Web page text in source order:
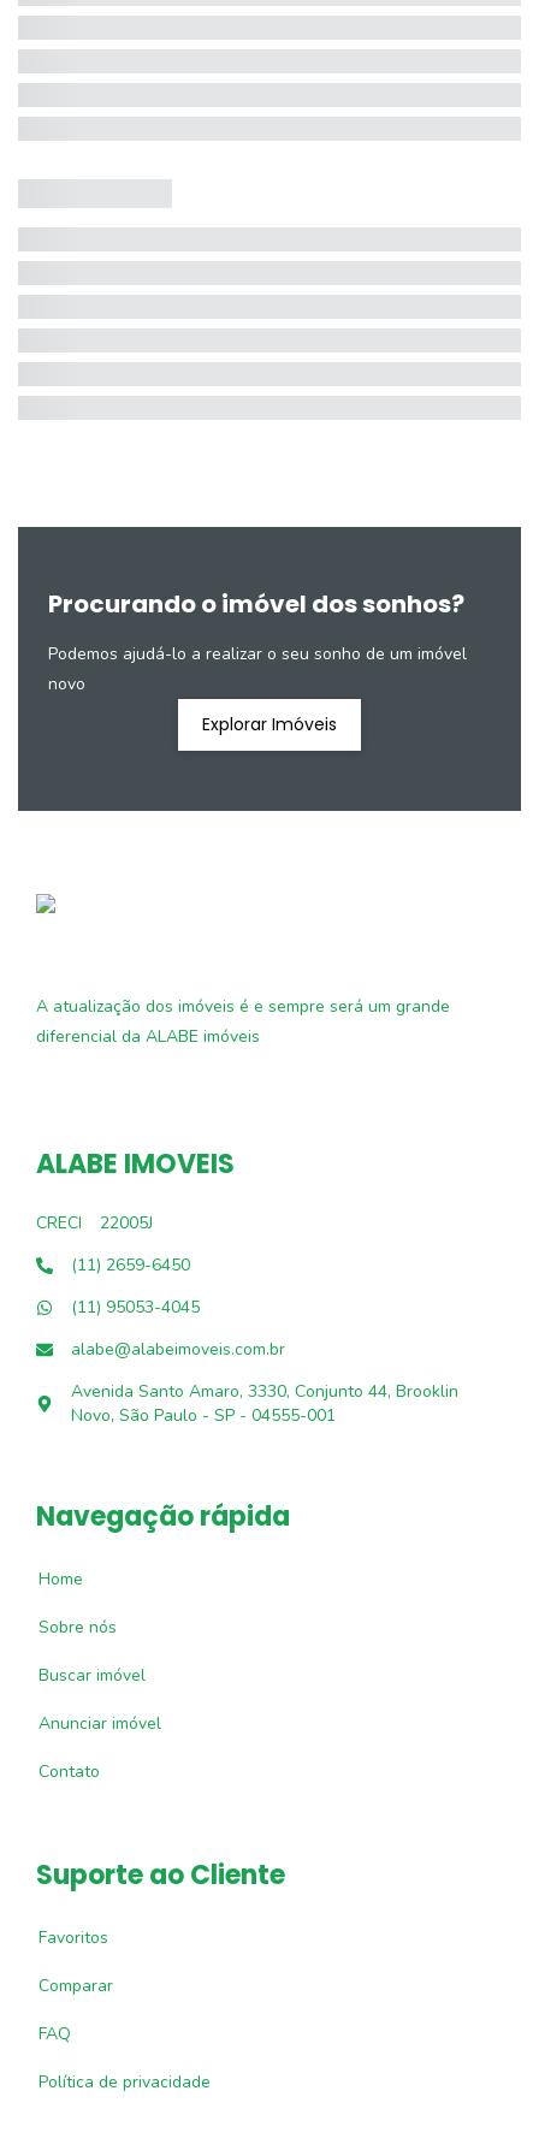
Procurando o imóvel dos sonhos?
Podemos ajudá-lo a realizar o seu sonho de um imóvel
novo
Explorar Imóveis
A atualização dos imóveis é e sempre será um grande
diferencial da ALABE imóveis
ALABE IMOVEIS
CRECI
22005J
(11) 2659-6450
(11) 95053-4045
alabe@alabeimoveis.com.br
Avenida Santo Amaro, 3330, Conjunto 44, Brooklin
Novo, São Paulo - SP - 04555-001
Navegação rápida
Home
Sobre nós
Buscar imóvel
Anunciar imóvel
Contato
Suporte ao Cliente
Favoritos
Comparar
FAQ
Política de privacidade